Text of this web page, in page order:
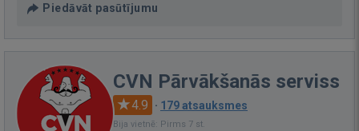
Piedāvāt pasūtījumu
CVN Pārvākšanās serviss
4.9 · 179 atsauksmes
Bija vietnē: Pirms 7 st.